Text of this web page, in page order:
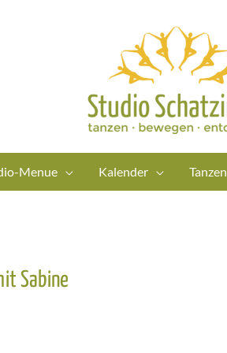
Menue Kalender Tanzen
Sabine